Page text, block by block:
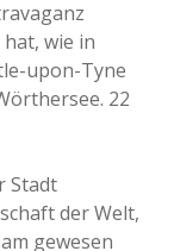
wie in
upon-Tyne
22
Stadt
der Welt,
gewesen